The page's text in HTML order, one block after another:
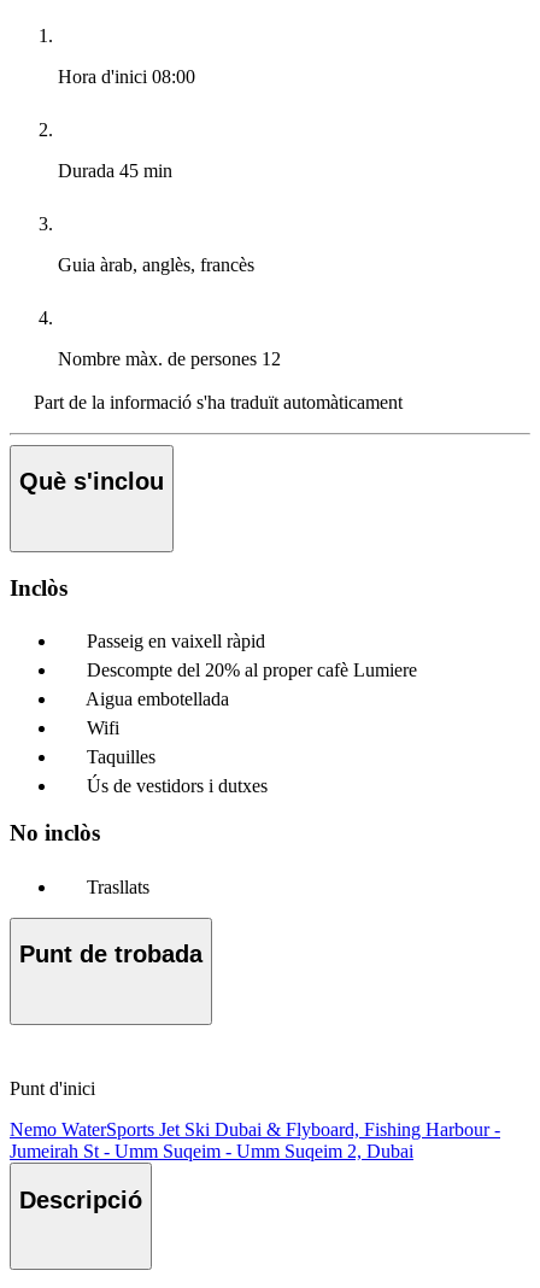
Hora d'inici 08:00
Durada 45 min
Guia àrab, anglès, francès
Nombre màx. de persones 12
Part de la informació s'ha traduït automàticament
Què s'inclou
Inclòs
Passeig en vaixell ràpid
Descompte del 20% al proper cafè Lumiere
Aigua embotellada
Wifi
Taquilles
Ús de vestidors i dutxes
No inclòs
Trasllats
Punt de trobada
Punt d'inici
Nemo WaterSports Jet Ski Dubai & Flyboard, Fishing Harbour -
Jumeirah St - Umm Suqeim - Umm Suqeim 2, Dubai
Descripció